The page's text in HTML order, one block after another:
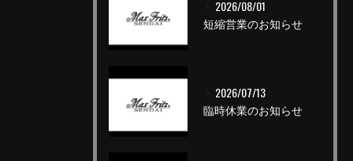
2026/08/01
短縮営業のお知らせ
2026/07/13
臨時休業のお知らせ